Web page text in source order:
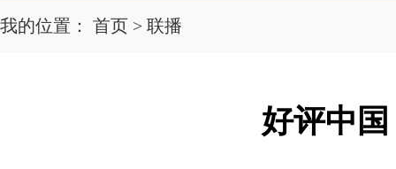
我的位置： 首页 > 联播
好评中